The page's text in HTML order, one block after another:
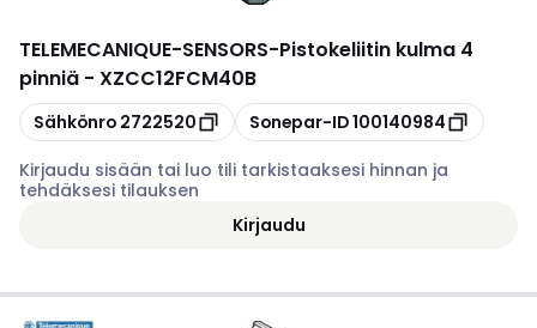
TELEMECANIQUE-SENSORS-Pistokeliitin kulma 4
pinniä - XZCC12FCM40B
Kopioi
Sähkönro 2722520 Kopioi
Sonepar-ID100140984
Kirjaudu sisään tai luo tili tarkistaaksesi hinnan ja
tehdäksesi tilauksen
Kirjaudu